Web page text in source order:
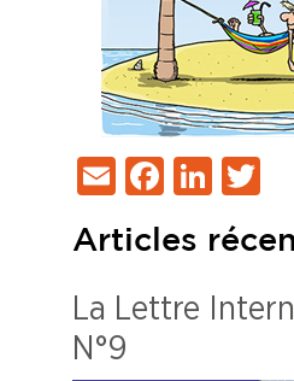
Email
Articles
La Lettre
N°9